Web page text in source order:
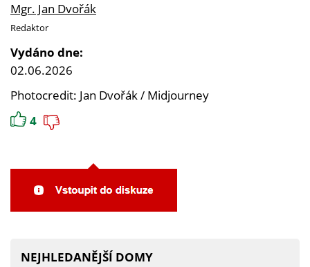
Mgr. Jan Dvořák
Redaktor
Vydáno dne:
02.06.2026
Photocredit: Jan Dvořák / Midjourney
4
NEJHLEDANĚJŠÍ DOMY